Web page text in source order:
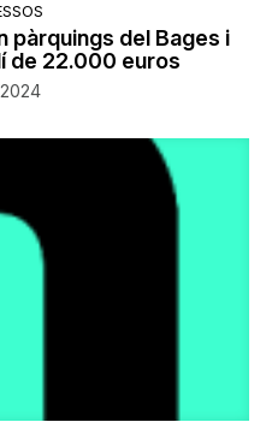
pàrquings del Bages i
de 22.000 euros